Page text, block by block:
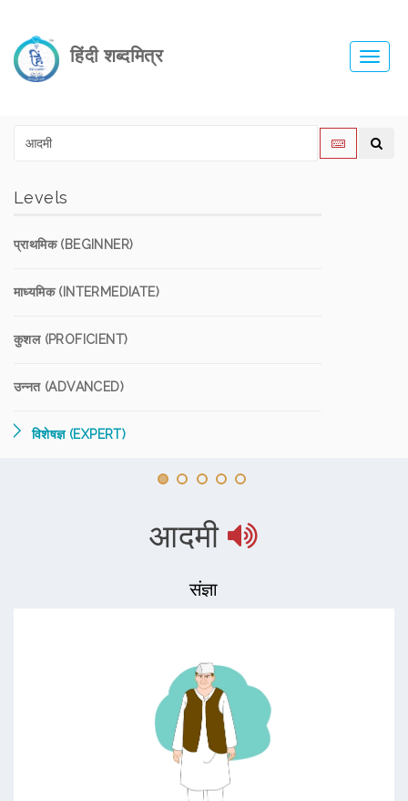
हिंदी शब्दमित्र
Levels
प्राथमिक (BEGINNER)
माध्यमिक (INTERMEDIATE)
कुशल (PROFICIENT)
उन्नत (ADVANCED)
विशेषज्ञ (EXPERT)
आदमी
संज्ञा